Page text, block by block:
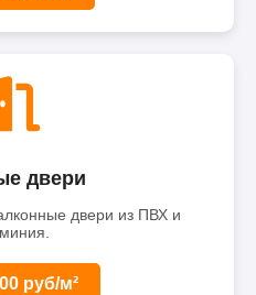
двери
двери из ПВХ и
руб/м²